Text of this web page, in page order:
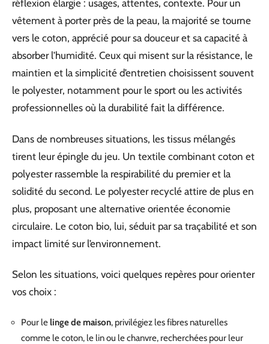
réflexion élargie : usages, attentes, contexte. Pour un
vêtement à porter près de la peau, la majorité se tourne
vers le coton, apprécié pour sa douceur et sa capacité à
absorber l’humidité. Ceux qui misent sur la résistance, le
maintien et la simplicité d’entretien choisissent souvent
le polyester, notamment pour le sport ou les activités
professionnelles où la durabilité fait la différence.
Dans de nombreuses situations, les tissus mélangés
tirent leur épingle du jeu. Un textile combinant coton et
polyester rassemble la respirabilité du premier et la
solidité du second. Le polyester recyclé attire de plus en
plus, proposant une alternative orientée économie
circulaire. Le coton bio, lui, séduit par sa traçabilité et son
impact limité sur l’environnement.
Selon les situations, voici quelques repères pour orienter
vos choix :
Pour le linge de maison, privilégiez les fibres naturelles
comme le coton, le lin ou le chanvre, recherchées pour leur